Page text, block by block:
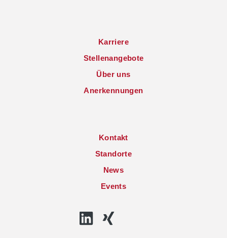
Karriere
Stellenangebote
Über uns
Anerkennungen
Kontakt
Standorte
News
Events